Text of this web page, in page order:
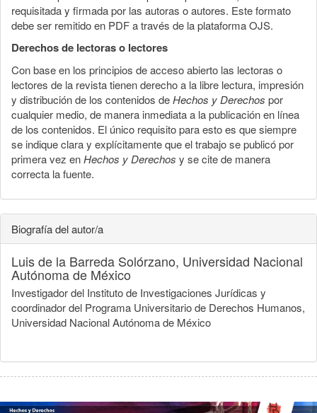
requisitada y firmada por las autoras o autores. Este formato
debe ser remitido en PDF a través de la plataforma OJS.
Derechos de lectoras o lectores
Con base en los principios de acceso abierto las lectoras o
lectores de la revista tienen derecho a la libre lectura, impresión
y distribución de los contenidos deHechos y Derechos por
cualquier medio, de manera inmediata a la publicación en línea
de los contenidos. El único requisito para esto es que siempre
se indique clara y explícitamente que el trabajo se publicó por
primera vez enHechos y Derechos y se cite de manera
correcta la fuente.
Biografía del autor/a
Luis de la Barreda Solórzano, Universidad Nacional
Autónoma de México
Investigador del Instituto de Investigaciones Jurídicas y
coordinador del Programa Universitario de Derechos Humanos,
Universidad Nacional Autónoma de México